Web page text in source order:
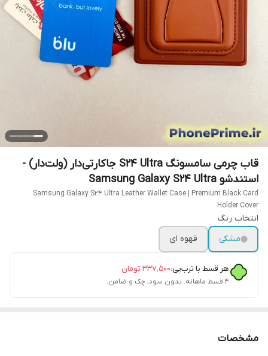
قاب چرمی سامسونگ S24 Ultra جاکارتی‌دار (ولت‌دار) -
استندشو Samsung Galaxy S24 Ultra
Samsung Galaxy S24 Ultra Leather Wallet Case | Premium Black Card
Holder Cover
انتخاب رنگ
مشکی
قهوه ای
هر قسط با ترب‌پی:۳۳۷٬۵۰۰ تومان
۴ قسط ماهانه. بدون سود، چک و ضامن.
مشخصات